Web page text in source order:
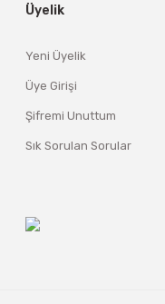
Üyelik
Yeni Üyelik
Üye Girişi
Şifremi Unuttum
Sık Sorulan Sorular